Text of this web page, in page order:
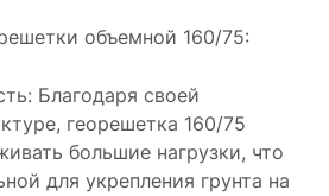
объемной 160/75:
Благодаря своей
георешетка 160/75
большие нагрузки, что
для укрепления грунта на